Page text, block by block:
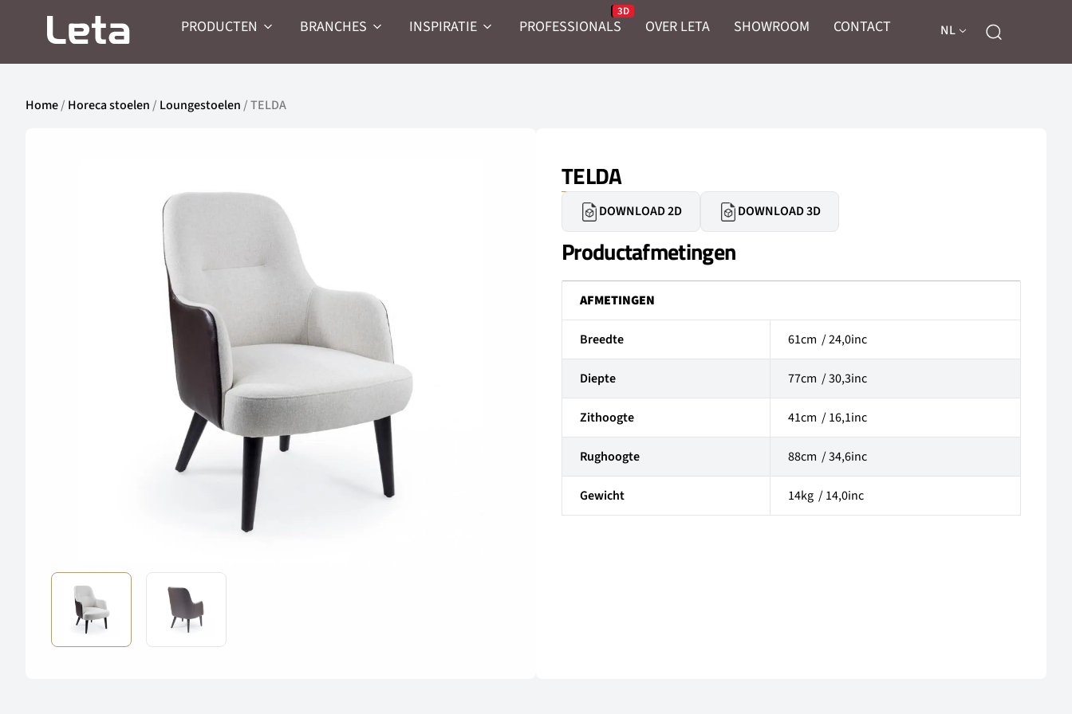
PRODUCTEN BRANCHES INSPIRATIE PROFESSIONALS OVER LETA SHOWROOM CONTACT NL
Home/ Horeca stoelen/ Loungestoelen/ TELDA
TELDA
DOWNLOAD 2D DOWNLOAD 3D
Productafmetingen
AFMETINGEN
Breedte 61cm / 24,0inc
Diepte 77cm / 30,3inc
Zithoogte 41cm / 16,1inc
Rughoogte 88cm / 34,6inc
Gewicht 14kg / 14,0inc